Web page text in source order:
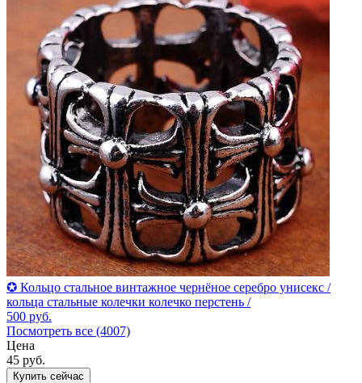
✪ Кольцо стальное винтажное чернёное серебро унисекс /
кольца стальные колечки колечко перстень /
500 руб.
Посмотреть все (4007)
Цена
45 руб.
Купить сейчас